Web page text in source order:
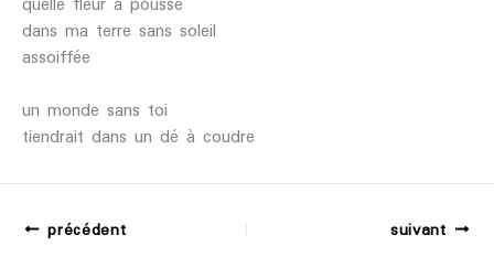
dans ma terre sans soleil
assoiffée
un monde sans toi
tiendrait dans un dé à coudre
précédent suivant